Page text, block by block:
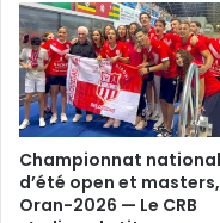
Championnat national
d’été open et masters,
Oran-2026 — Le CRB